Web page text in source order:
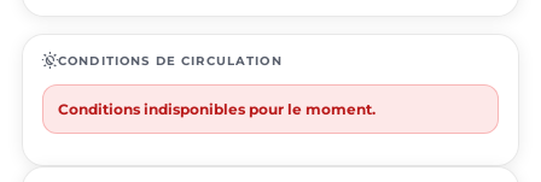
routineCONDITIONS DE CIRCULATION
Conditions indisponibles pour le moment.